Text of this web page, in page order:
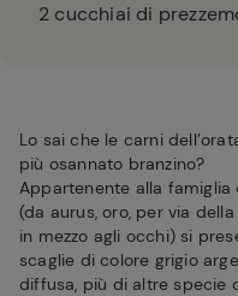
2 cucchiai di
Lo sai che le carni
più osannato branzino?
Appartenente alla famiglia
(da aurus, oro, per via
in mezzo agli occhi) si
scaglie di colore grigio
diffusa, più di altre specie